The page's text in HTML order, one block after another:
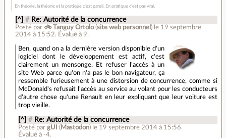
En théorie, la théorie et la pratique c'est pareil. En pratique c'est pas vrai.
[^] # Re: Autorité de la concurrence
Posté par 🚲 Tanguy Ortolo(site web personnel ) le 19 septembre
2014 à 15:52. Évalué à 9.
Ben, quand on a la dernière version disponible d'un
logiciel dont le développement est actif, c'est
clairement un mensonge. Et refuser l'accès à un
site Web parce qu'on n'a pas le bon navigateur, ça
ressemble furieusement à une distorsion de concurrence, comme si
McDonald's refusait l'accès au service au volant pour les conducteurs
d'autre chose qu'une Renault en leur expliquant que leur voiture est
trop vieille.
[^] # Re: Autorité de la concurrence
Posté pargUI ( Mastodon) le 19 septembre 2014 à 15:56.
Évalué à -4.